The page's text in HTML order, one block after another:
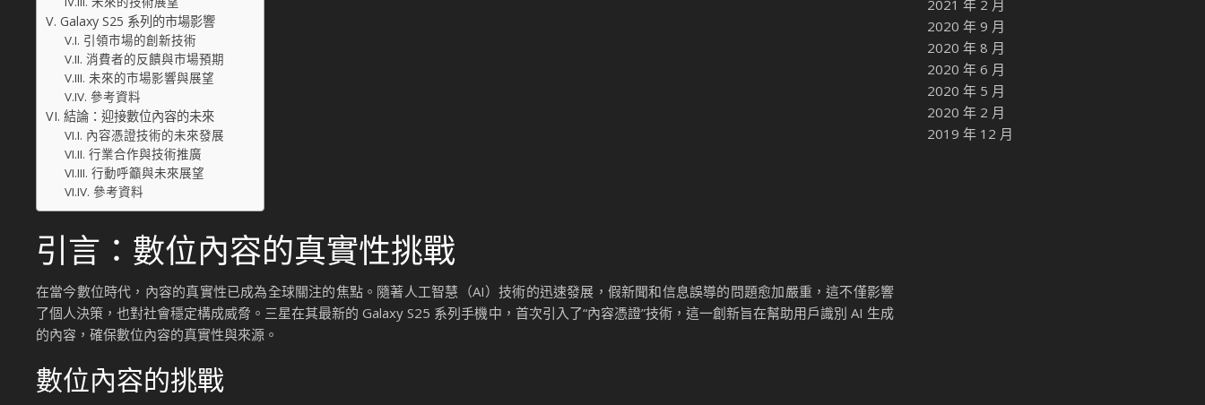
Galaxy S25 系列的市場影響
引領市場的創新技術
消費者的反饋與市場預期
未來的市場影響與展望
參考資料
結論：迎接數位內容的未來
內容憑證技術的未來發展
行業合作與技術推廣
行動呼籲與未來展望
參考資料
引言：數位內容的真實性挑戰
在當今數位時代，內容的真實性已成為全球關注的焦點。隨著人工智慧（AI）技術的迅速發展，假新聞和信息誤導的問題愈加嚴重，這不僅影響
了個人決策，也對社會穩定構成威脅。三星在其最新的 Galaxy S25 系列手機中，首次引入了“內容憑證”技術，這一創新旨在幫助用戶識別 AI 生成
的內容，確保數位內容的真實性與來源。
數位內容的挑戰
2021 年 2 月
2020 年 9 月
2020 年 8 月
2020 年 6 月
2020 年 5 月
2020 年 2 月
2019 年 12 月